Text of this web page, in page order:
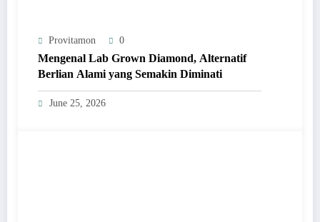
Provitamon 0
Mengenal Lab Grown Diamond, Alternatif
Berlian Alami yang Semakin Diminati
June 25, 2026